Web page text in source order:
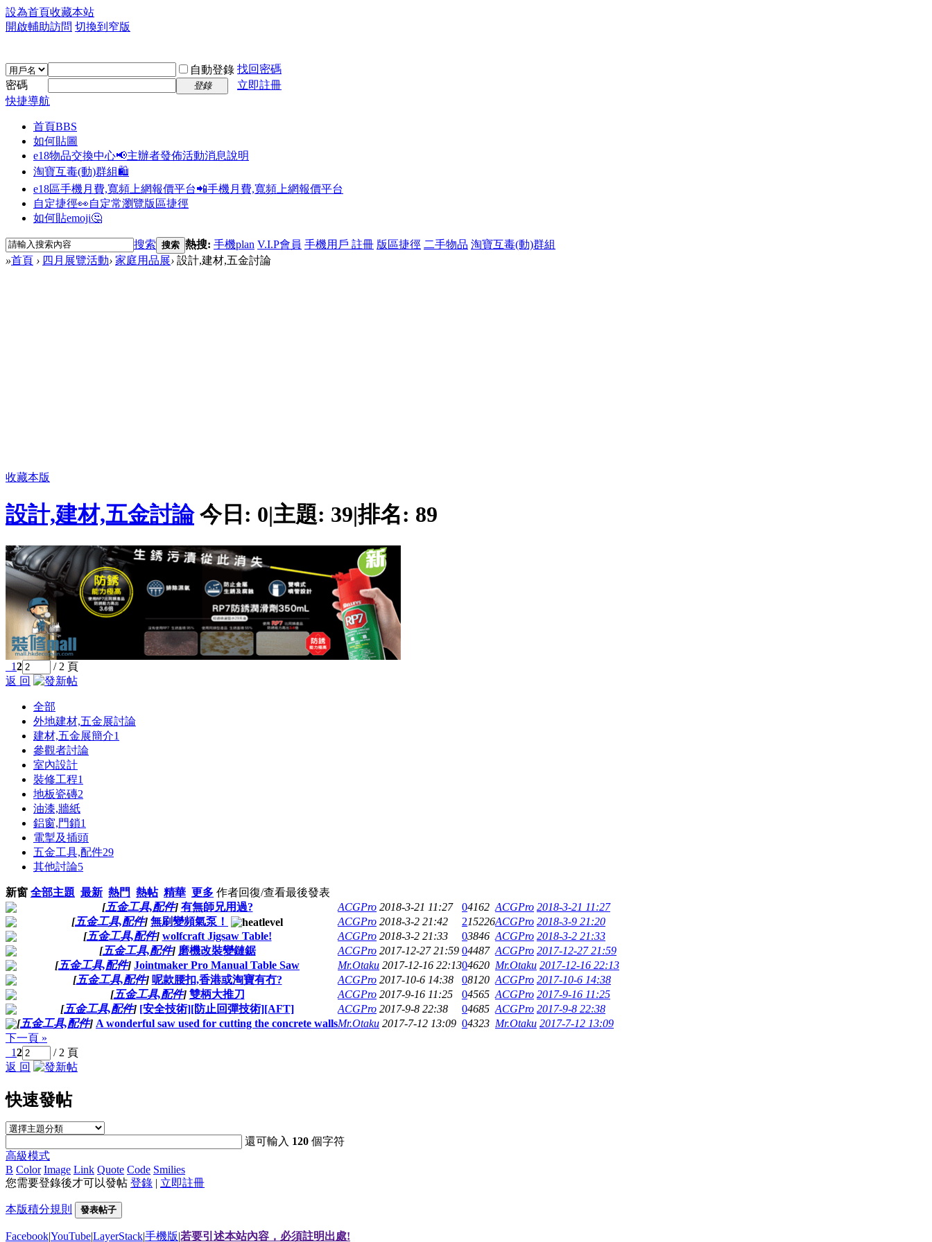
設為首頁收藏本站
開啟輔助訪問 切換到窄版
自動登錄 找回密碼
密碼
登錄
立即註冊
快捷導航
首頁BBS
如何貼圖
e18物品交換中心📢主辦者發佈活動消息說明
淘寶互毒(動)群組🛍️
e18區手機月費,寬頻上網報價平台📲手機月費,寬頻上網報價平台
自定捷徑👀自定常瀏覽版區捷徑
如何貼emoji🤔
搜索 搜索 熱搜: 手機plan V.I.P會員 手機用戶 註冊 版區捷徑 二手物品 淘寶互毒(動)群組
»首頁 › 四月展覽活動› 家庭用品展› 設計,建材,五金討論
收藏本版
設計,建材,五金討論 今日: 0|主題: 39|排名: 89
12
/ 2 頁
返 回
全部
外地建材,五金展討論
建材,五金展簡介1
參觀者討論
室內設計
裝修工程1
地板瓷磚2
油漆,牆紙
鋁窗,門鎖1
電掣及插頭
五金工具,配件29
其他討論5
新窗 全部主題 最新 熱門 熱帖 精華 更多 作者回復/查看最後發表
[五金工具,配件] 有無師兄用過? ACGPro 2018-3-21 11:27 04162 ACGPro 2018-3-21 11:27
[五金工具,配件] 無刷變頻氣泵！ ACGPro 2018-3-2 21:42 215226ACGPro 2018-3-9 21:20
[五金工具,配件] wolfcraft Jigsaw Table! ACGPro 2018-3-2 21:33 03846 ACGPro 2018-3-2 21:33
[五金工具,配件] 磨機改裝變鏈鋸 ACGPro 2017-12-27 21:59 04487 ACGPro 2017-12-27 21:59
[五金工具,配件] Jointmaker Pro Manual Table Saw Mr.Otaku 2017-12-16 22:1304620 Mr.Otaku 2017-12-16 22:13
[五金工具,配件] 呢款腰扣,香港或淘寶有冇? ACGPro 2017-10-6 14:38 08120 ACGPro 2017-10-6 14:38
[五金工具,配件] 雙柄大推刀 ACGPro 2017-9-16 11:25 04565 ACGPro 2017-9-16 11:25
[五金工具,配件] [安全技術][防止回彈技術][AFT] ACGPro 2017-9-8 22:38 04685 ACGPro 2017-9-8 22:38
[五金工具,配件] A wonderful saw used for cutting the concrete wallsMr.Otaku 2017-7-12 13:09 04323 Mr.Otaku 2017-7-12 13:09
下一頁 »
12
/ 2 頁
返 回
快速發帖
還可輸入 120 個字符
高級模式
B Color Image Link Quote Code Smilies
您需要登錄後才可以發帖 登錄 | 立即註冊
本版積分規則 發表帖子
Facebook|YouTube|LayerStack|手機版|若要引述本站內容，必須註明出處!